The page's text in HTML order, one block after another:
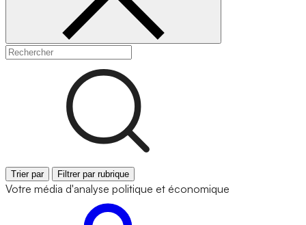
Trier par Filtrer par rubrique
Votre média d'analyse politique et économique